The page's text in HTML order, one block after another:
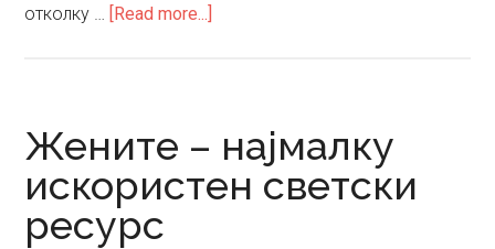
отколку … [Read more...]
потребен
Жените – најмалку
искористен светски
ресурс